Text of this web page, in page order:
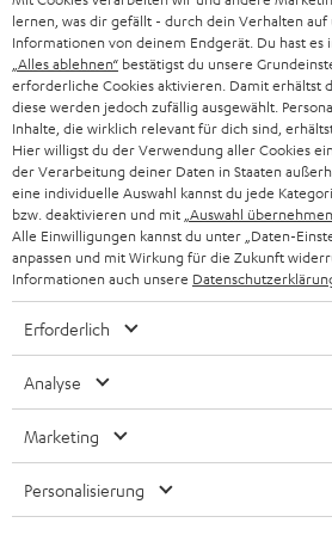
Planung. Darüber hinaus haben wir
Lautsprecherin unserem Sortiment.
Wie wähle ich den richtigen
Worauf sollte ich bei der Auswahl von
achten? Bei der Auswahl von kabellosen
wichtige Faktoren zu beachten. Der erste ist
Kopfhörer sollte einen klaren Klang mit gut
Höhen bieten. Auch die
allem, wenn du die Kopfhörer in einer lauten
möchtest, z. B. in der U-Bahn oder im
Tragekomfort. Die Kopfhörer sollten leicht und
fühlen. Außerdem ist es bei In-Ears gut, wenn
Form des Ohrs angepasst sind, damit sie nicht
verschieben. Der dritte wichtige Faktor ist die
kabellose Bluetooth-Kopfhörer sollte mit einer
mindestens einige Stunden ununterbrochene
Bluetooth-Kopfhörer für Sport und
g
SMART HOME
BLUETOOTH-LAUTSPRECHER
KOPFHÖRER
BLUETOOTH-KOPFHÖRER
STEREOANLAGEN
PRESSE & MARKETING
GESCHÄFTSKUNDEN
PARTNERPROGRAMM
BLOG
NEWSLETTER
STORES
DEINE VORTEILE BEI TEUFEL
TEUFEL STORY
UNSER MANAGEMENT
NACHHALTIGKEIT
ÖSTERREICH
SCHWEIZ
NIEDERLANDE
BELGIEN
FRANKREICH
SPANIEN
ITALIEN
lernen, was dir gefällt - durch dein Verhalten
Informationen von deinem Endgerät. Du hast es
„Alles ablehnen“ bestätigst du unsere
erforderliche Cookies aktivieren. Damit erhältst
diese werden jedoch zufällig ausgewählt.
Inhalte, die wirklich relevant für dich sind,
Hier willigst du der Verwendung aller Cookies
der Verarbeitung deiner Daten in Staaten
eine individuelle Auswahl kannst du jede
bzw. deaktivieren und mit „Auswahl
Alle Einwilligungen kannst du unter „Daten-
anpassen und mit Wirkung für die Zukunft
Informationen auch unsere
Erforderlich
Analyse
Marketing
Personalisierung